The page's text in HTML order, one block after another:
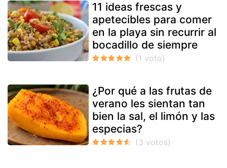
11 ideas frescas y
apetecibles para comer
en la playa sin recurrir al
bocadillo de siempre
¿Por qué a las frutas de
verano les sientan tan
bien la sal, el limón y las
especias?